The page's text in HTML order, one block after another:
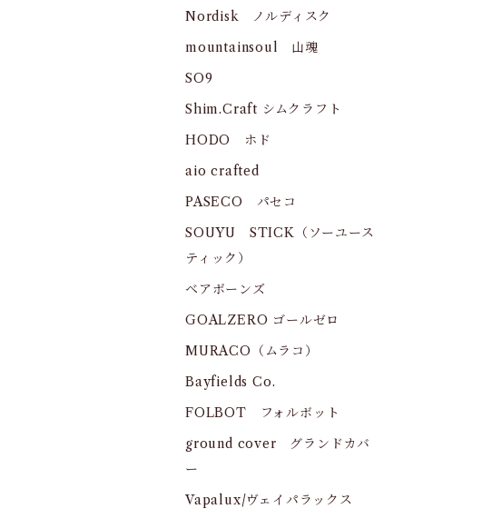
Nordisk ノルディスク
mountainsoul 山魂
SO9
Shim.Craft シムクラフト
HODO ホド
aio crafted
PASECO パセコ
SOUYU STICK（ソーユース
ティック）
ベアボーンズ
GOALZERO ゴールゼロ
MURACO（ムラコ）
Bayfields Co.
FOLBOT フォルボット
ground cover グランドカバ
ー
Vapalux/ヴェイパラックス